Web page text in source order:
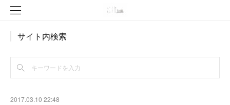
サイト内検索
2017.03.10 22:48